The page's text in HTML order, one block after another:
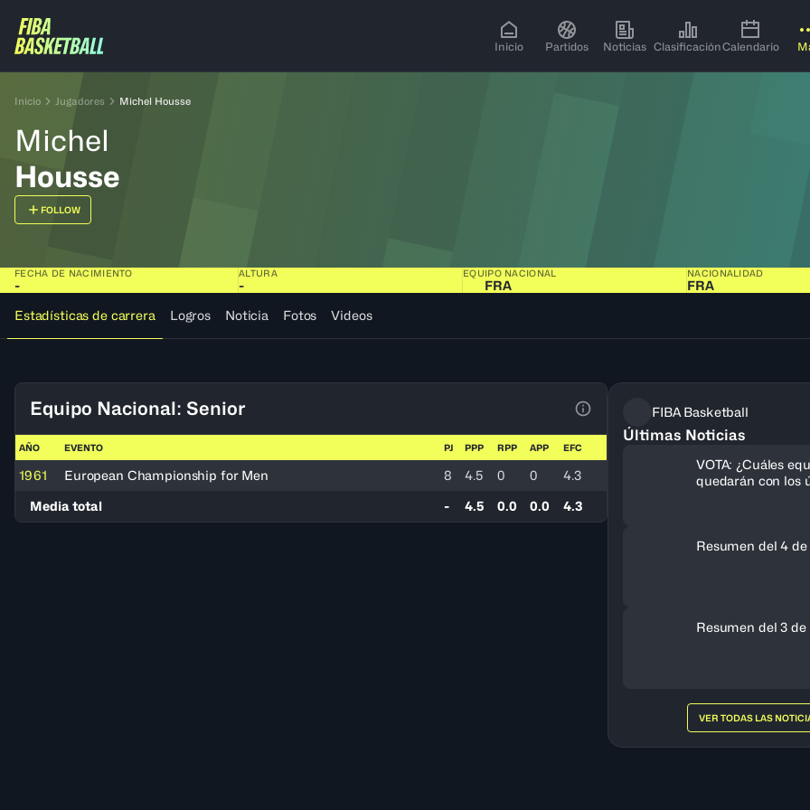
Inicio Partidos Noticias ClasificaciónCalendario
Inicio Jugadores Michel Housse
Michel
Housse
FOLLOW
FECHA DE NACIMIENTO
-
ALTURA
-
EQUIPO NACIONAL
FRA
NACIONALIDAD
FRA
Estadísticas de carrera
Logros Noticia Fotos Videos
Equipo Nacional: Senior
Ver la leyenda
AÑO EVENTO PJ PPP RPP APP EFC
1961 European Championship for Men 8 4.5 0 0
4.3
Media total
- 4.5 0.0 0.0 4.3
FIBA Basketball
Últimas Noticias
VOTA: ¿Cuáles
quedarán con los
Resumen del 4 de
Resumen del 3 de
VER TODAS LAS